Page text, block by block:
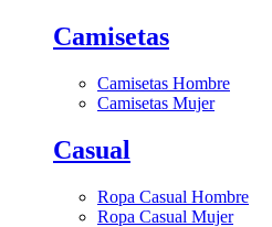
Camisetas
Camisetas Hombre
Camisetas Mujer
Casual
Ropa Casual Hombre
Ropa Casual Mujer